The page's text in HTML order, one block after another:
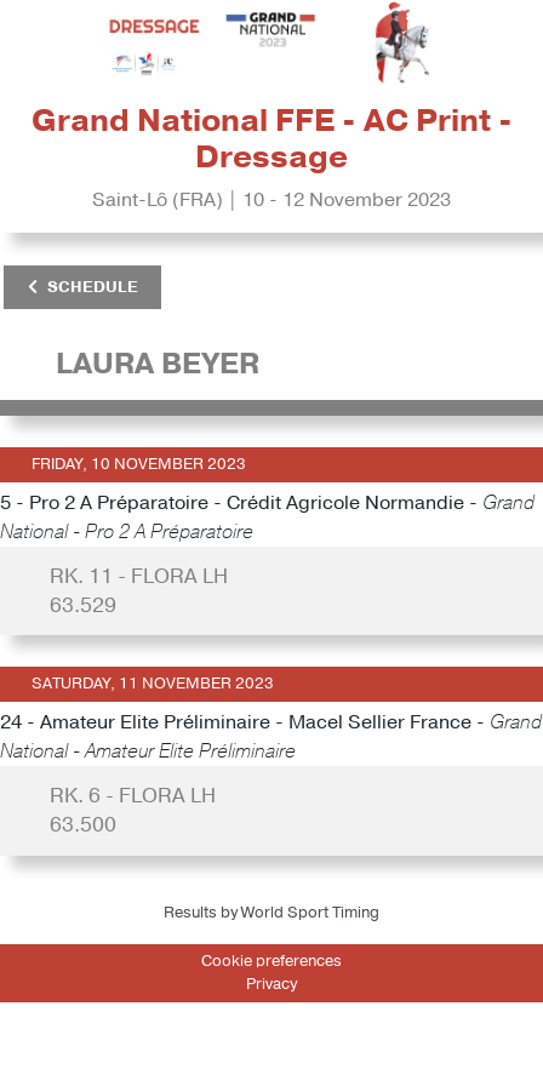
Grand National FFE - AC Print -
Dressage
Saint-Lô (FRA) | 10 - 12 November 2023
SCHEDULE
LAURA BEYER
FRIDAY, 10 NOVEMBER 2023
5 - Pro 2 A Préparatoire - Crédit Agricole Normandie - Grand
National - Pro 2 A Préparatoire
RK. 11 - FLORA LH
63.529
SATURDAY, 11 NOVEMBER 2023
24 - Amateur Elite Préliminaire - Macel Sellier France - Grand
National - Amateur Elite Préliminaire
RK. 6 - FLORA LH
63.500
Results by World Sport Timing
Cookie preferences
Privacy